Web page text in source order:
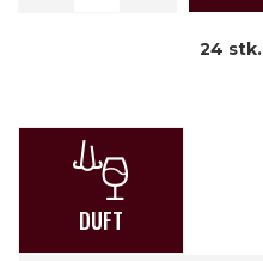
24 stk.
DUFT